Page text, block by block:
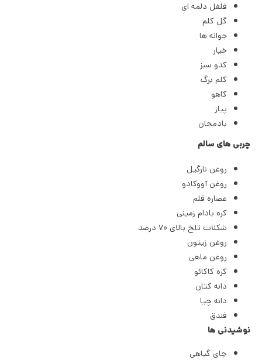
فلفل دلمه ای
گل کلم
جوانه ها
خیار
کدو سبز
کلم برگ
کاهو
پیاز
بادمجان
چربی های سالم
روغن نارگیل
روغن آووکادو
عصاره قلم
کره بادام زمینی
شکلات تلخ بالای ۷۰ درصد
روغن زیتون
روغن ماهی
کره کاکائو
دانه کتان
دانه چیا
فندق
نوشیدنی ها
چای گیاهی